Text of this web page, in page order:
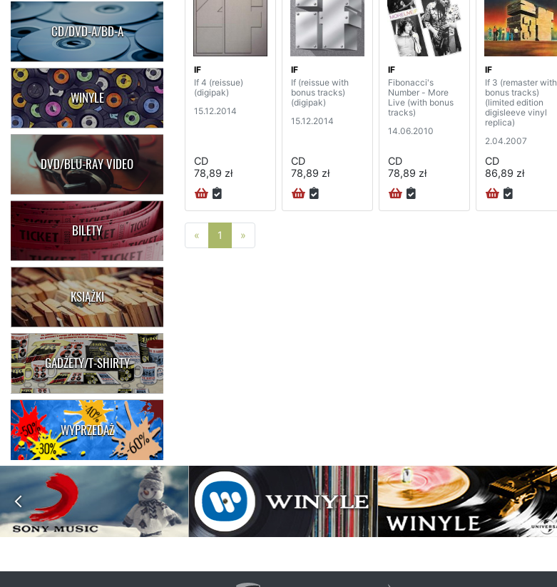
CD/DVD-A/BD-A
WINYLE
DVD/BLU-RAY VIDEO
BILETY
KSIĄŻKI
GADŻETY/T-SHIRTY
WYPRZEDAŻ
IF
If 4 (reissue)
(digipak)
15.12.2014
CD
78,89 zł
IF
If (reissue with
bonus tracks)
(digipak)
15.12.2014
CD
78,89 zł
IF
Fibonacci's
Number - More
Live (with bonus
tracks)
14.06.2010
CD
78,89 zł
IF
If 3 (remaster with
bonus tracks)
(limited edition
digisleeve vinyl
replica)
2.04.2007
CD
86,89 zł
« Poprzednia strona
1 »